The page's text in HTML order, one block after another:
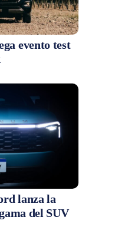
evento test
lanza la
del SUV